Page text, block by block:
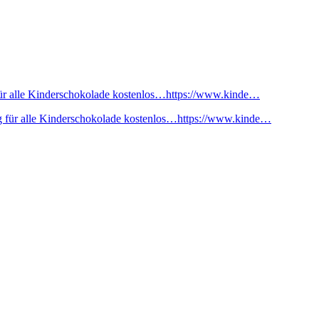
alle Kinderschokolade kostenlos…https://www.kinde…
für alle Kinderschokolade kostenlos…https://www.kinde…